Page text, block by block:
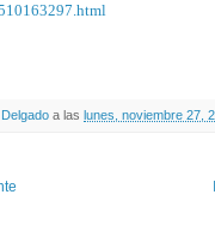
a las lunes, noviembre 27,